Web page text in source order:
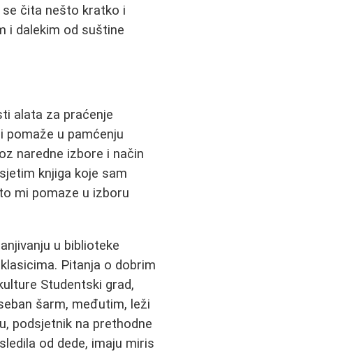
se čita nešto kratko i
i dalekim od suštine
alata za praćenje
pomaže u pamćenju
naredne izbore i način
knjiga koje sam
mi pomaze u izboru
u biblioteke
Pitanja o dobrim
Studentski grad,
šarm, međutim, leži
podsjetnik na prethodne
od dede, imaju miris